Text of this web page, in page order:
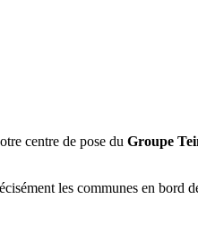
centre de pose du Groupe
les communes en bord